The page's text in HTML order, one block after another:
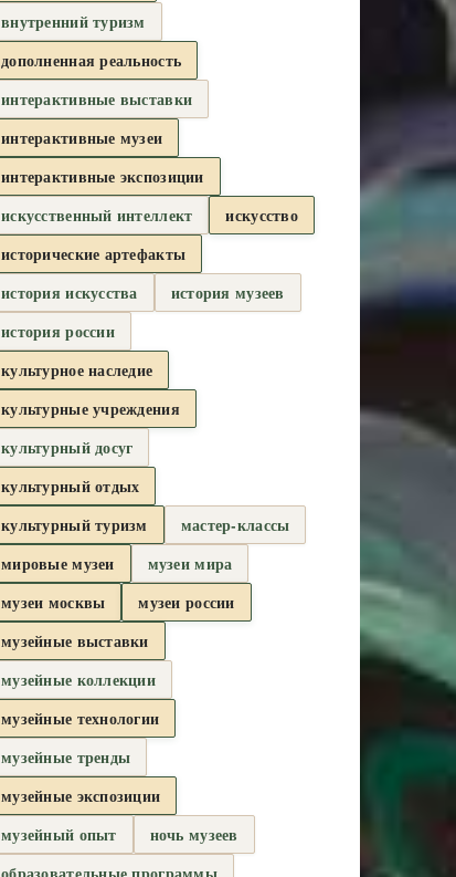
внутренний туризм
дополненная реальность
интерактивные выставки
интерактивные музеи
интерактивные экспозиции
искусственный интеллект
искусство
исторические артефакты
история искусства
история музеев
история россии
культурное наследие
культурные учреждения
культурный досуг
культурный отдых
культурный туризм
мастер-классы
мировые музеи
музеи мира
музеи москвы
музеи россии
музейные выставки
музейные коллекции
музейные технологии
музейные тренды
музейные экспозиции
музейный опыт
ночь музеев